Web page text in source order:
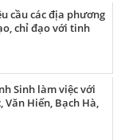
cầu các địa phương
chỉ đạo với tinh
Sinh làm việc với
Hiến, Bạch Hà,